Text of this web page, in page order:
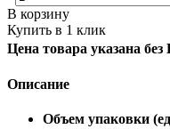
В корзину
Купить в 1 клик
Цена товара указана
Описание
Объем упаковки